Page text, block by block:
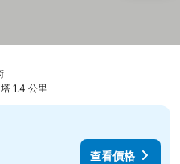
1.4 公里
查看價格